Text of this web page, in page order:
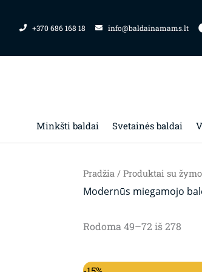
+370 686 168 18 info@baldainamams.lt
Minkšti baldai Svetainės baldai
Pradžia / Produktai su
Modernūs miegamojo
Rodoma 49–72 iš 278